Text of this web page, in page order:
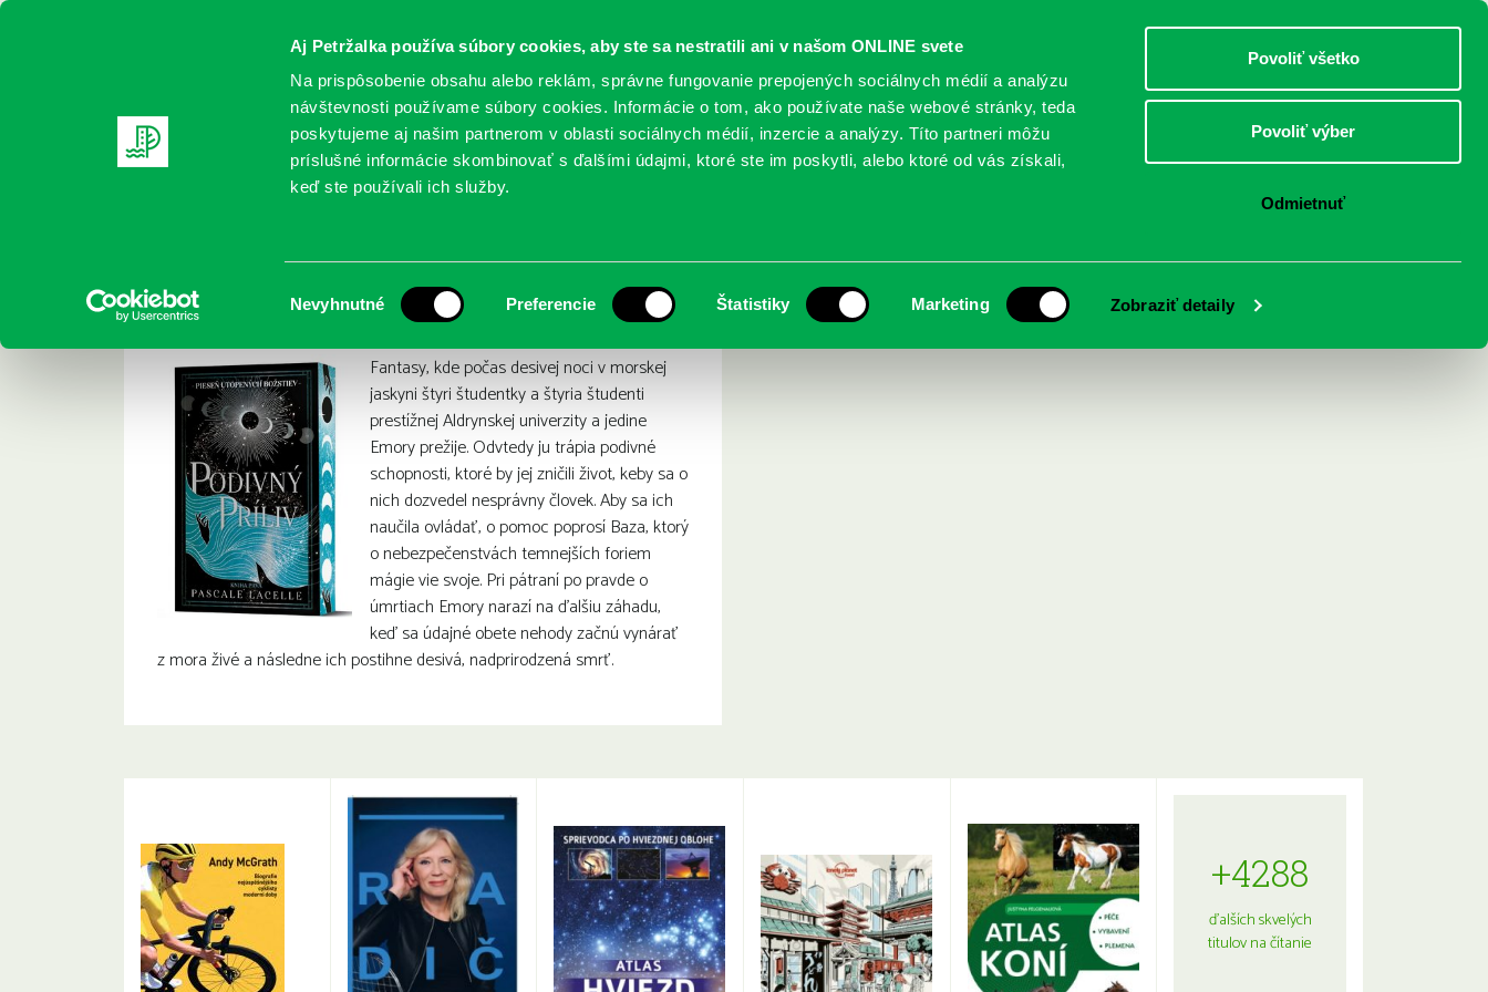
Aj Petržalka používa súbory cookies, aby ste sa nestratili ani v našom ONLINE svete
Na prispôsobenie obsahu alebo reklám, správne fungovanie prepojených sociálnych médií a analýzu
návštevnosti používame súbory cookies. Informácie o tom, ako používate naše webové stránky, teda
poskytujeme aj našim partnerom v oblasti sociálnych médií, inzercie a analýzy. Títo partneri môžu
príslušné informácie skombinovať s ďalšími údajmi, ktoré ste im poskytli, alebo ktoré od vás získali,
keď ste používali ich služby.
súhlasu
Nevyhnutné Preferencie Štatistiky Marketing Zobraziť detaily
Povoliť všetko
Povoliť výber
Odmietnuť
DOSPELÍ
REGISTRUJTE SA ONLINE KATALÓGY SLUŽBY PODUJATIA POBOČKY O KNIŽNICI
Lacelle, Pascle: Podivný príliv : pieseň utopených božstiev 1
Fantasy, kde počas desivej noci v morskej
jaskyni štyri študentky a štyria študenti
prestížnej Aldrynskej univerzity a jedine
Emory prežije. Odvtedy ju trápia podivné
schopnosti, ktoré by jej zničili život, keby sa o
nich dozvedel nesprávny človek. Aby sa ich
naučila ovládať, o pomoc poprosí Baza, ktorý
o nebezpečenstvách temnejších foriem
mágie vie svoje. Pri pátraní po pravde o
úmrtiach Emory narazí na ďalšiu záhadu,
keď sa údajné obete nehody začnú vynárať
z mora živé a následne ich postihne desivá, nadprirodzená smrť.
+4288
ďalších skvelých
titulov na čítanie